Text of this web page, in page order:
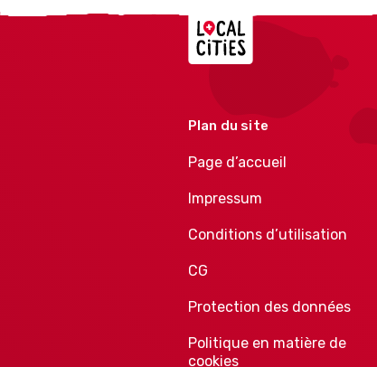
Localcities
Plan du site
Page d’accueil
Impressum
Conditions d’utilisation
CG
Protection des données
Politique en matière de
cookies